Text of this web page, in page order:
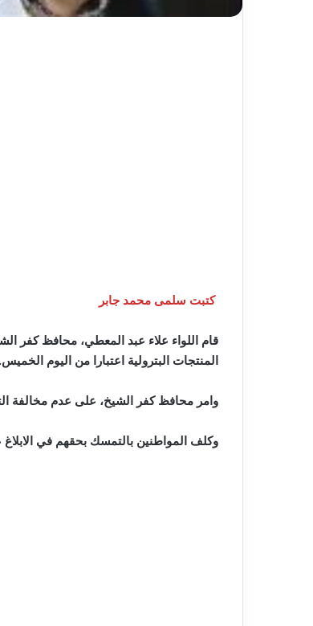
كتبت سلمى محمد جابر
قام اللواء علاء عبد المعطي، محافظ كفر
المنتجات البترولية اعتبارا من اليوم الخميس.
وامر محافظ كفر الشيخ، على عدم مخالفة
وكلف المواطنين بالتمسك بحقهم في الابلاغ عن أي مخالفات